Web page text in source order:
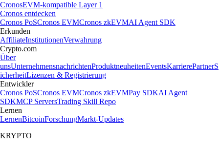
CronosEVM-kompatible Layer 1
Cronos entdecken
Cronos PoSCronos EVMCronos zkEVMAI Agent SDK
Erkunden
AffiliateInstitutionenVerwahrung
Crypto.com
Über
unsUnternehmensnachrichtenProduktneuheitenEventsKarrierePartnerS
icherheitLizenzen & Registrierung
Entwickler
Cronos PoSCronos EVMCronos zkEVMPay SDKAI Agent
SDKMCP ServersTrading Skill Repo
Lernen
LernenBitcoinForschungMarkt-Updates
KRYPTO